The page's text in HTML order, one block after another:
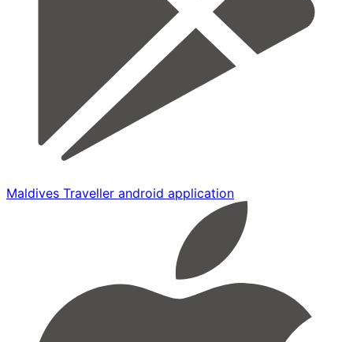
Maldives Traveller android application